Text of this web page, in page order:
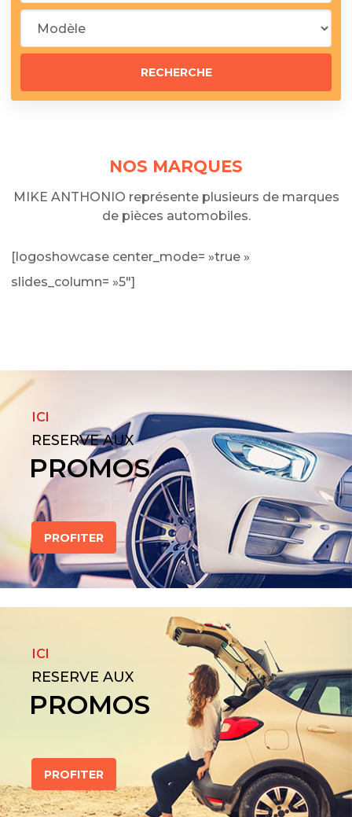
NOS MARQUES
MIKE ANTHONIO représente plusieurs de marques
de pièces automobiles.
[logoshowcase center_mode= »true »
slides_column= »5″]
ICI
RESERVE AUX
PROMOS
PROFITER
ICI
RESERVE AUX
PROMOS
PROFITER